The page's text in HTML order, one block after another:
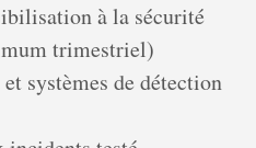
à la sécurité
trimestriel)
systèmes de détection